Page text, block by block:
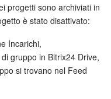
progetti sono archiviati in
è stato disattivato:
Incarichi,
gruppo in Bitrix24 Drive,
si trovano nel Feed